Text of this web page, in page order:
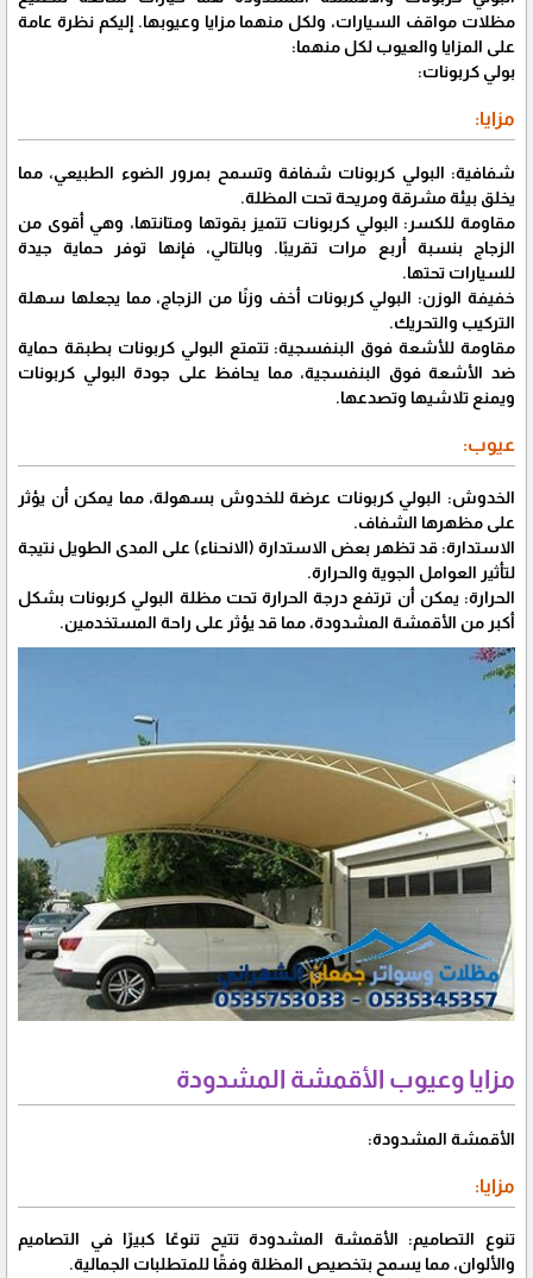
مظلات مواقف السيارات، ولكل منهما مزايا وعيوبها. إليكم نظرة عامة
على المزايا والعيوب لكل منهما:
بولي كربونات:
مزايا:
شفافية: البولي كربونات شفافة وتسمح بمرور الضوء الطبيعي، مما
يخلق بيئة مشرقة ومريحة تحت المظلة.
مقاومة للكسر: البولي كربونات تتميز بقوتها ومتانتها، وهي أقوى من
الزجاج بنسبة أربع مرات تقريبًا. وبالتالي، فإنها توفر حماية جيدة
للسيارات تحتها.
خفيفة الوزن: البولي كربونات أخف وزنًا من الزجاج، مما يجعلها سهلة
التركيب والتحريك.
مقاومة للأشعة فوق البنفسجية: تتمتع البولي كربونات بطبقة حماية
ضد الأشعة فوق البنفسجية، مما يحافظ على جودة البولي كربونات
ويمنع تلاشيها وتصدعها.
عيوب:
الخدوش: البولي كربونات عرضة للخدوش بسهولة، مما يمكن أن يؤثر
على مظهرها الشفاف.
الاستدارة: قد تظهر بعض الاستدارة (الانحناء) على المدى الطويل نتيجة
لتأثير العوامل الجوية والحرارة.
الحرارة: يمكن أن ترتفع درجة الحرارة تحت مظلة البولي كربونات بشكل
أكبر من الأقمشة المشدودة، مما قد يؤثر على راحة المستخدمين.
مزايا وعيوب الأقمشة المشدودة
الأقمشة المشدودة:
مزايا:
تنوع التصاميم: الأقمشة المشدودة تتيح تنوعًا كبيرًا في التصاميم
والألوان، مما يسمح بتخصيص المظلة وفقًا للمتطلبات الجمالية.